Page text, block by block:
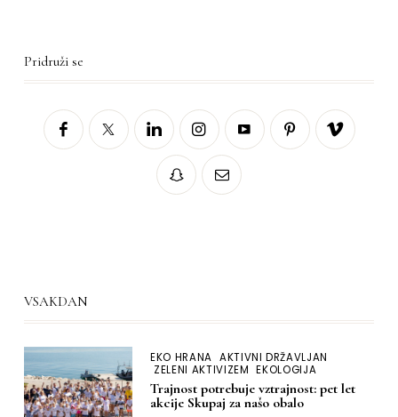
Pridruži se
VSAKDAN
EKO HRANA AKTIVNI DRŽAVLJAN
ZELENI AKTIVIZEM EKOLOGIJA
Trajnost potrebuje vztrajnost: pet let
akcije Skupaj za našo obalo